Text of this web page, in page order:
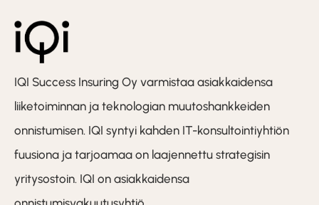
IQI Success Insuring Oy varmistaa asiakkaidensa
liiketoiminnan ja teknologian muutoshankkeiden
onnistumisen. IQI syntyi kahden IT-konsultointiyhtiön
fuusiona ja tarjoamaa on laajennettu strategisin
yritysostoin. IQI on asiakkaidensa